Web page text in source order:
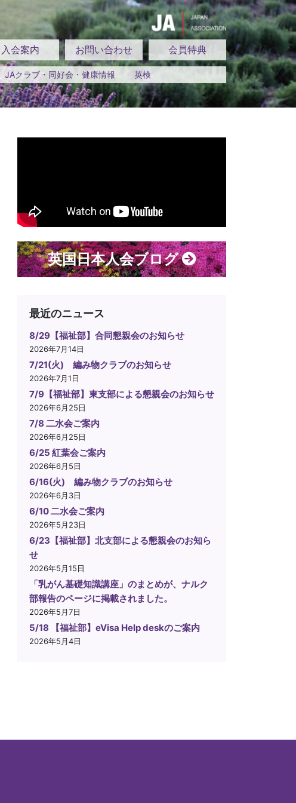
入会案内 お問い合わせ 会員特典
JAクラブ・同好会・健康情報 英検
英国日本人会ブログ
最近のニュース
8/29【福祉部】合同懇親会のお知らせ
2026年7月14日
7/21(火) 編み物クラブのお知らせ
2026年7月1日
7/9【福祉部】東支部による懇親会のお知らせ
2026年6月25日
7/8 二水会ご案内
2026年6月25日
6/25 紅葉会ご案内
2026年6月5日
6/16(火) 編み物クラブのお知らせ
2026年6月3日
6/10 二水会ご案内
2026年5月23日
6/23【福祉部】北支部による懇親会のお知ら
せ
2026年5月15日
「乳がん基礎知識講座」のまとめが、ナルク
部報告のページに掲載されました。
2026年5月7日
5/18 【福祉部】eVisa Help deskのご案内
2026年5月4日